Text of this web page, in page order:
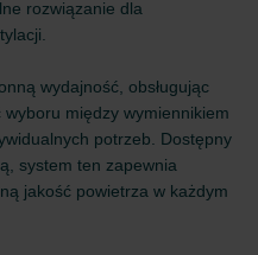
rozwiązanie dla
wydajność, obsługując
wyboru między wymiennikiem
potrzeb. Dostępny
system ten zapewnia
jakość powietrza w każdym